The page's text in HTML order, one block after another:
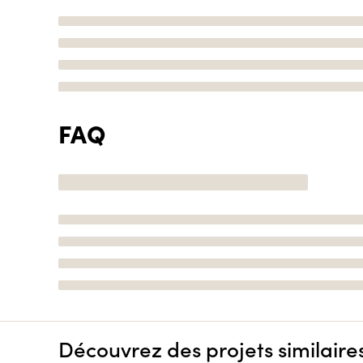
FAQ
Découvrez des projets